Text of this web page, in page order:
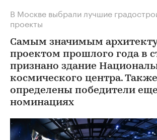
В Москве выбрали лучшие
проекты
Самым значимым
проектом прошлого года в
признано здание
космического центра.
определены победители еще
номинациях